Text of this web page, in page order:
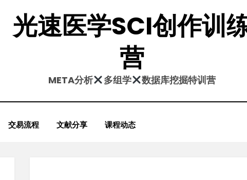
光速医学SCI创作训
营
META分析 多组学 数据库挖掘特训营
交易流程 文献分享 课程动态